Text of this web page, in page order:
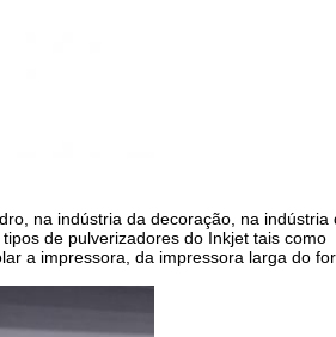
na indústria da decoração, na indústria
de pulverizadores do Inkjet tais como
a impressora, da impressora larga do